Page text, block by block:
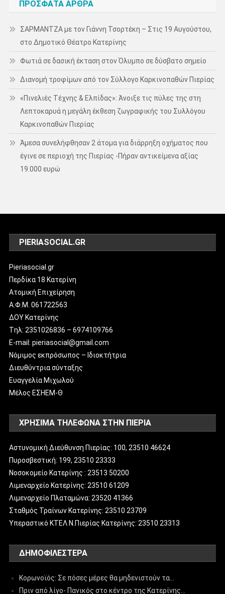
ΠΡΌΣΦΑΤΑ ΆΡΘΡΑ
ΣΑΡΜΑΝΤΖΑ με τον Γιάννη Τσορτέκη – Στις 19 Αυγούστου,
στο Δημοτικό Θέατρο Κατερίνης
Φωτιά σε δασική έκταση στον Όλυμπο σε δύσβατο σημείο
Διανομή τροφίμων από τον Σύλλογο Καρκινοπαθών Πιερίας
«Πινελιές Τέχνης & Ελπίδας»: Άνοιξε τις πύλες της στη
Λεπτοκαρυά η μεγάλη έκθεση ζωγραφικής του Συλλόγου
Καρκινοπαθών Πιερίας
Άμεσα συνελήφθησαν 2 άτομα για διάρρηξη οχήματος που
έγινε σε περιοχή της Πιερίας -Πήραν αντικείμενα αξίας
19.000 ευρώ
PIERIASOCIAL.GR
Pieriasocial.gr
Περδίκα 18 Κατερίνη
Ατομική Επιχείρηση
Α.Φ.Μ. 061722563
ΔΟΥ Κατερίνης
Tηλ: 2351026836 – 6974109766
E-mail: pieriasocial@gmail.com
Νόμιμος εκπρόσωπος – Ιδιοκτήτρια
Διευθύντρια σύνταξης
Ευαγγελία Μιχωλού
Μέλος ΕΣΗΕΜ-Θ
ΧΡΗΣΙΜΑ ΤΗΛΕΦΩΝΑ ΣΤΗΝ ΠΙΕΡΙΑ
Αστυνομική Διεύθυνση Πιερίας: 100, 23510 46624
Πυροσβεστική: 199, 23510 23333
Νοσοκομείο Κατερίνης : 23513 50200
Λιμεναρχείο Κατερίνης: 23510 61209
Λιμεναρχείο Πλαταμώνα: 23520 41366
Σταθμός Τραίνων Κατερίνης: 23510 23709
Υπεραστικό ΚΤΕΛ Ν.Πιερίας Κατερίνης: 23510 23313
ΔΗΜΟΦΙΛΈΣΤΕΡΑ
Κορωνοϊός: Σε πόσες μέρες θα μηδενιστούν τα…
Πριν από λίγο- Πανικός στο κέντρο της Κατερίνης…